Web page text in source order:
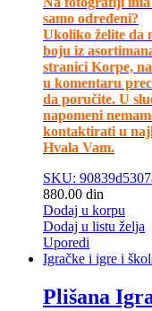
samo određeni?
Ukoliko želite da
boju iz
stranici Korpe,
u komentaru
da poručite. U
napomeni
kontaktirati u
Hvala Vam.
SKU:
880.00 din
Dodaj u korpu
Dodaj u listu želja
Uporedi
Igračke i igre i
Plišana